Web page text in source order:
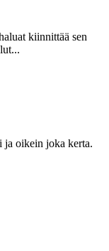
kiinnittää sen
ja oikein joka kerta.